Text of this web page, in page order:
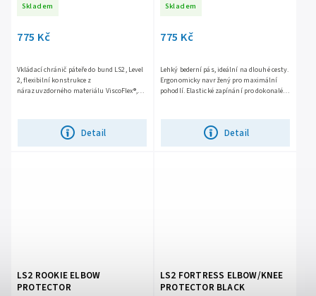
Skladem
775 Kč
Detail
Vkládací chránič páteře do bund LS2, Level
2, flexibilní konstrukce z
nárazuvzdorného materiálu ViscoFlex®,
Skladem
775 Kč
Detail
Lehký bederní pás, ideální na dlouhé cesty.
Ergonomicky navržený pro maximální
pohodlí. Elastické zapínání pro dokonalé
LS2 ROOKIE ELBOW
PROTECTOR
LS2 FORTRESS ELBOW/KNEE
PROTECTOR BLACK